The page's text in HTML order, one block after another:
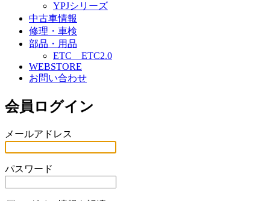
YPJシリーズ
中古車情報
修理・車検
部品・用品
ETC ETC2.0
WEBSTORE
お問い合わせ
会員ログイン
メールアドレス
パスワード